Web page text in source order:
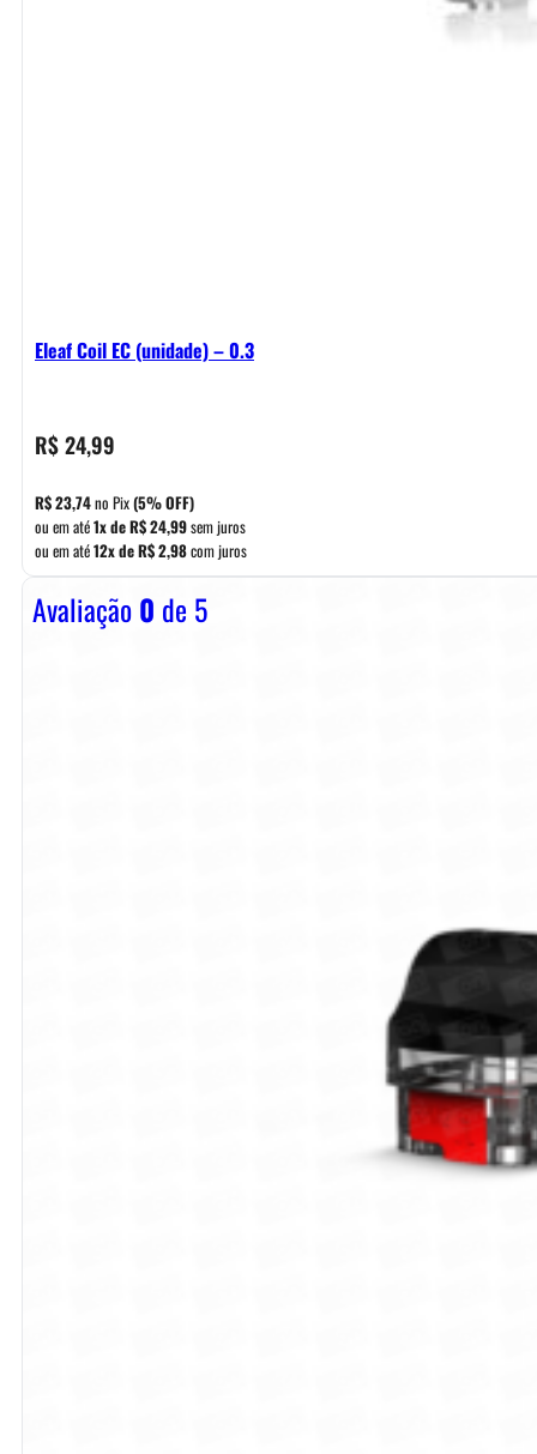
Eleaf Coil EC (unidade) – 0.3
R$24,99
R$23,74no Pix(5% OFF)
ou em até1x deR$24,99sem juros
ou em até12x deR$2,98com juros
Avaliação0 de 5